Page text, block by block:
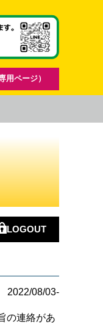
用ページ）
LOGOUT
2022/08/03-
の連絡があ